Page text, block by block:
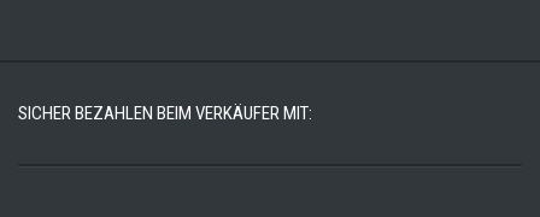
SICHER BEZAHLEN BEIM VERKÄUFER MIT: